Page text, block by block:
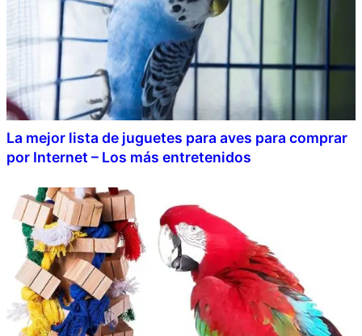
La mejor lista de juguetes para aves para comprar
por Internet – Los más entretenidos